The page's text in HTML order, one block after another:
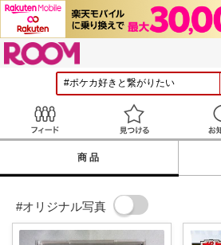
見つける
商品
#オリジナル写真